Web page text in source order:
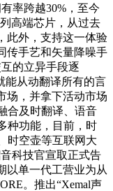
率跨越30%，至今
高端芯片，从过去
此外，支持这一体验
传手艺和矢量降噪手
的立异手段逐
能从动翻译所有的言
场，并拿下活动市场
合及时翻译、语音
种功能，目前，时
时空壶等互联网大
科技官宣取正式告
以单一代工营业为从
。推出“Xemal声